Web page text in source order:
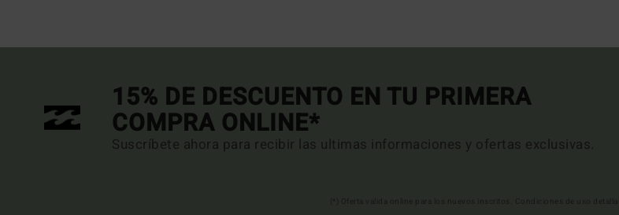
15% DE DESCUENTO EN TU PRIMERA
COMPRA ONLINE*
Suscríbete ahora para recibir las ultimas informaciones y ofertas exclusivas.